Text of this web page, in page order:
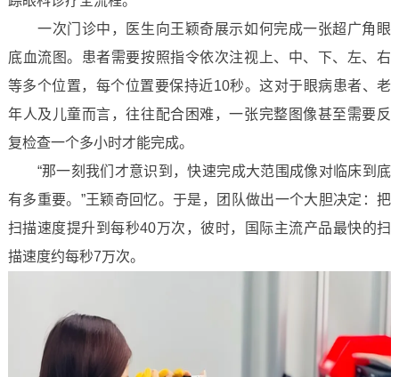
一次门诊中，医生向王颖奇展示如何完成一张超广角眼
底血流图。患者需要按照指令依次注视上、中、下、左、右
等多个位置，每个位置要保持近10秒。这对于眼病患者、老
年人及儿童而言，往往配合困难，一张完整图像甚至需要反
复检查一个多小时才能完成。
“那一刻我们才意识到，快速完成大范围成像对临床到底
有多重要。”王颖奇回忆。于是，团队做出一个大胆决定：把
扫描速度提升到每秒40万次，彼时，国际主流产品最快的扫
描速度约每秒7万次。